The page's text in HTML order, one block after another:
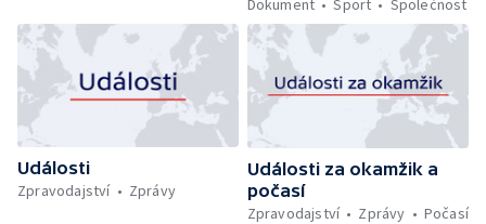
Dokument
Sport Společnost
Události
Zpravodajství
Zprávy
Události za okamžik a
počasí
Zpravodajství
Zprávy Počasí